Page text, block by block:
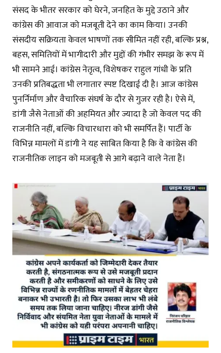
संसद के भीतर सरकार को घेरने, जनहित के मुद्दे उठाने और
कांग्रेस की आवाज को मजबूती देने का काम किया। उनकी
संसदीय सक्रियता केवल भाषणों तक सीमित नहीं रही, बल्कि प्रश्न,
बहस, समितियों में भागीदारी और मुद्दों की गंभीर समझ के रूप में
भी सामने आई। कांग्रेस नेतृत्व, विशेषकर राहुल गांधी के प्रति
उनकी प्रतिबद्धता भी लगातार स्पष्ट दिखाई दी है। आज कांग्रेस
पुनर्निर्माण और वैचारिक संघर्ष के दौर से गुजर रही है। ऐसे में,
डांगी जैसे नेताओं की अहमियत और ज्यादा है जो केवल पद की
राजनीति नहीं, बल्कि विचारधारा को भी समर्पित हैं। पार्टी के
विभिन्न मामलों में डांगी ने यह साबित किया है कि वे कांग्रेस की
राजनीतिक लाइन को मजबूती से आगे बढ़ाने वाले नेता हैं।